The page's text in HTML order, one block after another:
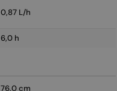
0,87 L/h
6,0 h
76,0 cm